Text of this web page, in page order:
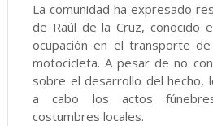
La comunidad ha expresado
de Raúl de la Cruz, conocido
ocupación en el transporte
motocicleta. A pesar de no
sobre el desarrollo del hecho,
a cabo los actos
costumbres locales.